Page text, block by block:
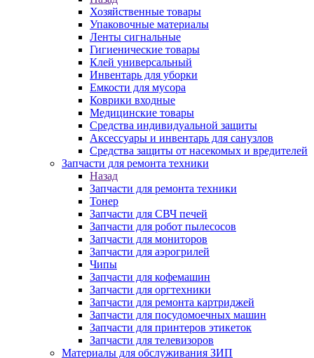
Хозяйственные товары
Упаковочные материалы
Ленты сигнальные
Гигиенические товары
Клей универсальный
Инвентарь для уборки
Емкости для мусора
Коврики входные
Медицинские товары
Средства индивидуальной защиты
Аксессуары и инвентарь для санузлов
Средства защиты от насекомых и вредителей
Запчасти для ремонта техники
Назад
Запчасти для ремонта техники
Тонер
Запчасти для СВЧ печей
Запчасти для робот пылесосов
Запчасти для мониторов
Запчасти для аэрогрилей
Чипы
Запчасти для кофемашин
Запчасти для оргтехники
Запчасти для ремонта картриджей
Запчасти для посудомоечных машин
Запчасти для принтеров этикеток
Запчасти для телевизоров
Материалы для обслуживания ЗИП